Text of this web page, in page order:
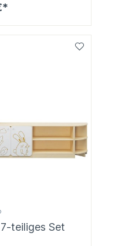
teiliges Set